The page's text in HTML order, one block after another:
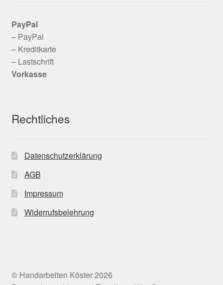
PayPal
– PayPal
– Kreditkarte
– Lastschrift
Vorkasse
Rechtliches
Datenschutzerklärung
AGB
Impressum
Widerrufsbelehrung
© Handarbeiten Köster 2026